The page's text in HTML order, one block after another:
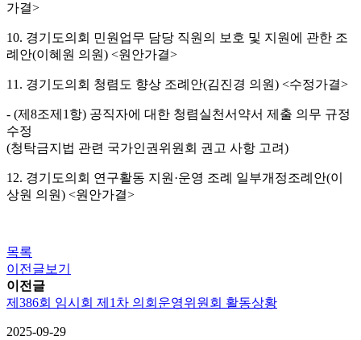
가결>
10. 경기도의회 민원업무 담당 직원의 보호 및 지원에 관한 조
례안(이혜원 의원) <원안가결>
11. 경기도의회 청렴도 향상 조례안(김진경 의원) <수정가결>
- (제8조제1항) 공직자에 대한 청렴실천서약서 제출 의무 규정
수정
(청탁금지법 관련 국가인권위원회 권고 사항 고려)
12. 경기도의회 연구활동 지원·운영 조례 일부개정조례안(이
상원 의원) <원안가결>
목록
이전글보기
이전글
제386회 임시회 제1차 의회운영위원회 활동상황
2025-09-29